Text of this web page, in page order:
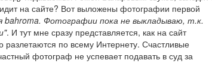
на сайте? Вот выложены фотографии первой
bahroma. Фотографии пока не выкладываю, т.к.
. И тут мне сразу представляется, как на сайт
по всему Интернету. Счастливые
фотограф не успевает подавать в суд за